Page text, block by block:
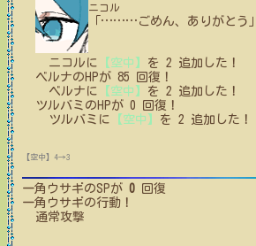
ニコル
……… ごめん、ありがとう」
ニコル に 【空中】 を 2 追加した！
ベルナの HPが 85 回復！
ベルナ に 【空中】 を 2 追加した！
ツルバミ の HPが 0 回復！
ツルバミ に 【空中】 を 2 追加した！
【空中】4→3
一角ウサギのSPが 0 回復
一角ウサギの行動！
通常攻撃